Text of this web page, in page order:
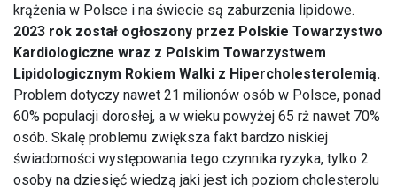
krążenia w Polsce i na świecie są zaburzenia lipidowe.
2023 rok został ogłoszony przez Polskie Towarzystwo
Kardiologiczne wraz z Polskim Towarzystwem
Lipidologicznym Rokiem Walki z Hipercholesterolemią.
Problem dotyczy nawet 21 milionów osób w Polsce, ponad
60% populacji dorosłej, a w wieku powyżej 65 rż nawet 70%
osób. Skalę problemu zwiększa fakt bardzo niskiej
świadomości występowania tego czynnika ryzyka, tylko 2
osoby na dziesięć wiedzą jaki jest ich poziom cholesterolu